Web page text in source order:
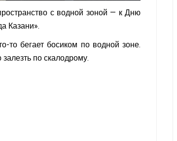
с водной зоной — к Дню
Казани».
то бегает босиком по водной зоне.
по скалодрому.